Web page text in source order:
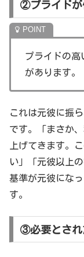
②プライドが
プライドの高
があります。
これは元彼に振
です。「まさか
上げてきます。
い」「元彼以上
基準が元彼にな
す。
③必要とされ